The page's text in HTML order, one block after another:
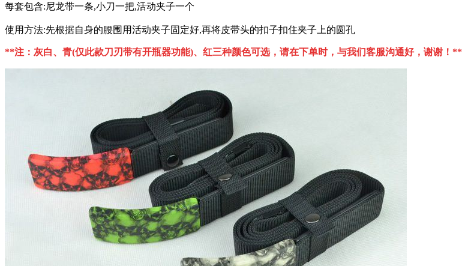
每套包含:尼龙带一条,小刀一把,活动夹子一个
使用方法:先根据自身的腰围用活动夹子固定好,再将皮带头的扣子扣住夹子上的圆孔
**注：灰白、青(仅此款刀刃带有开瓶器功能)、红三种颜色可选，请在下单时，与我们客服沟通好，谢谢！**